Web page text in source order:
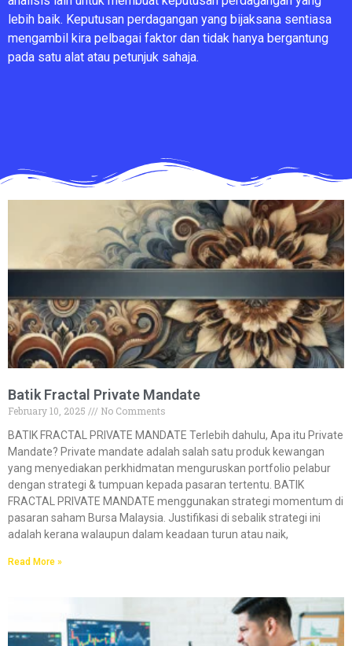
lebih baik. Keputusan perdagangan yang bijaksana sentiasa
mengambil kira pelbagai faktor dan tidak hanya bergantung
pada satu alat atau petunjuk sahaja.
Batik Fractal Private Mandate
February 10, 2025
No Comments
BATIK FRACTAL PRIVATE MANDATE Terlebih dahulu, Apa itu Private
Mandate? Private mandate adalah salah satu produk kewangan
yang menyediakan perkhidmatan menguruskan portfolio pelabur
dengan strategi & tumpuan kepada pasaran tertentu. BATIK
FRACTAL PRIVATE MANDATE menggunakan strategi momentum di
pasaran saham Bursa Malaysia. Justifikasi di sebalik strategi ini
adalah kerana walaupun dalam keadaan turun atau naik,
Read More »